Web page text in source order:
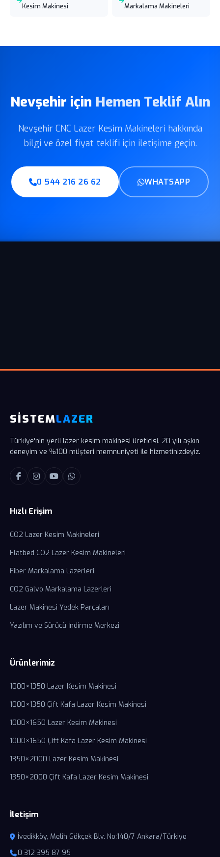
Kesim Makinesi
Markalama Makineleri
Nevşehir için Hemen Teklif Alın
Nevşehir CNC Lazer Kesim Makineleri hakkında
bilgi ve özel fiyat teklifi için iletişime geçin.
0 544 216 26 62 WHATSAPP
SİSTEMLAZER
Türkiye'nin yerli lazer kesim makinesi üreticisi. 20 yılı aşkın
deneyim ve %100 müşteri memnuniyeti ile hizmetinizdeyiz.
Hızlı Erişim
CO2 Lazer Kesim Makineleri
Flatbed CO2 Lazer Kesim Makineleri
Fiber Markalama Lazerleri
CO2 Galvo Markalama Lazerleri
Lazer Makinesi Yedek Parçaları
Yazılım ve Sürücü İndirme Merkezi
Ürünlerimiz
1000×1350 Lazer Kesim Makinesi
1000×1350 Çift Kafa Lazer Kesim Makinesi
1000×1650 Lazer Kesim Makinesi
1000×1650 Çift Kafa Lazer Kesim Makinesi
1350×2000 Lazer Kesim Makinesi
1350×2000 Çift Kafa Lazer Kesim Makinesi
İletişim
İvedikköy, Melih Gökçek Blv. No:140/7 Ankara/Türkiye
0 312 395 87 95